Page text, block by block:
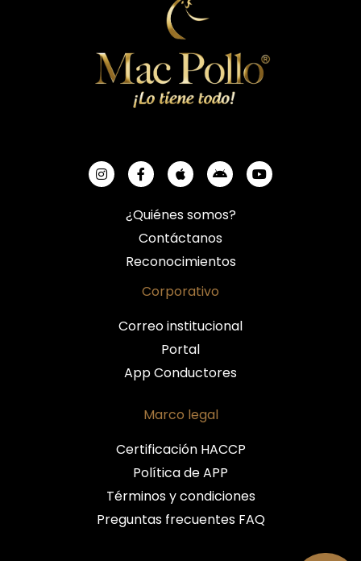
¿Quiénes somos?
Contáctanos
Reconocimientos
Corporativo
Correo institucional
Portal
App Conductores
Marco legal
Certificación HACCP
Política de APP
Términos y condiciones
Preguntas frecuentes FAQ